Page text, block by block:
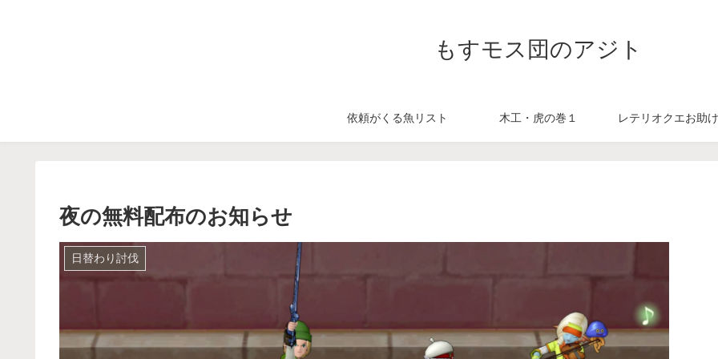
もすモス団のアジト
依頼がくる魚リスト 木工・虎の巻１ レテリオクエお助
夜の無料配布のお知らせ
日替わり討伐